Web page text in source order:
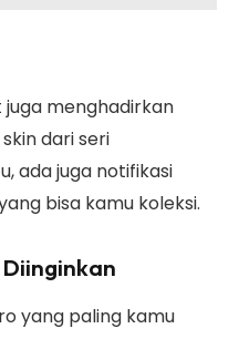
juga menghadirkan
dari seri
ada juga notifikasi
bisa kamu koleksi.
yang paling kamu